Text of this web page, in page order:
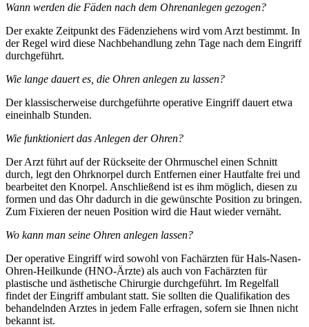
Wann werden die Fäden nach dem Ohrenanlegen gezogen?
Der exakte Zeitpunkt des Fädenziehens wird vom Arzt bestimmt. In
der Regel wird diese Nachbehandlung zehn Tage nach dem Eingriff
durchgeführt.
Wie lange dauert es, die Ohren anlegen zu lassen?
Der klassischerweise durchgeführte operative Eingriff dauert etwa
eineinhalb Stunden.
Wie funktioniert das Anlegen der Ohren?
Der Arzt führt auf der Rückseite der Ohrmuschel einen Schnitt
durch, legt den Ohrknorpel durch Entfernen einer Hautfalte frei und
bearbeitet den Knorpel. Anschließend ist es ihm möglich, diesen zu
formen und das Ohr dadurch in die gewünschte Position zu bringen.
Zum Fixieren der neuen Position wird die Haut wieder vernäht.
Wo kann man seine Ohren anlegen lassen?
Der operative Eingriff wird sowohl von Fachärzten für Hals-Nasen-
Ohren-Heilkunde (HNO-Ärzte) als auch von Fachärzten für
plastische und ästhetische Chirurgie durchgeführt. Im Regelfall
findet der Eingriff ambulant statt. Sie sollten die Qualifikation des
behandelnden Arztes in jedem Falle erfragen, sofern sie Ihnen nicht
bekannt ist.